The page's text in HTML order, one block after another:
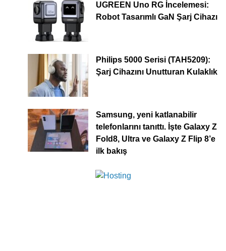
UGREEN Uno RG İncelemesi:
Robot Tasarımlı GaN Şarj Cihazı
Philips 5000 Serisi (TAH5209):
Şarj Cihazını Unutturan Kulaklık
Samsung, yeni katlanabilir
telefonlarını tanıttı. İşte Galaxy Z
Fold8, Ultra ve Galaxy Z Flip 8’e
ilk bakış